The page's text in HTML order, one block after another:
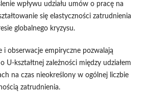
wpływu udziału umów o pracę na
się elastyczności zatrudnienia
globalnego kryzysu.
obserwacje empiryczne pozwalają
U-kształtnej zależności między udziałem
na czas nieokreślony w ogólnej liczbie
zatrudnienia.